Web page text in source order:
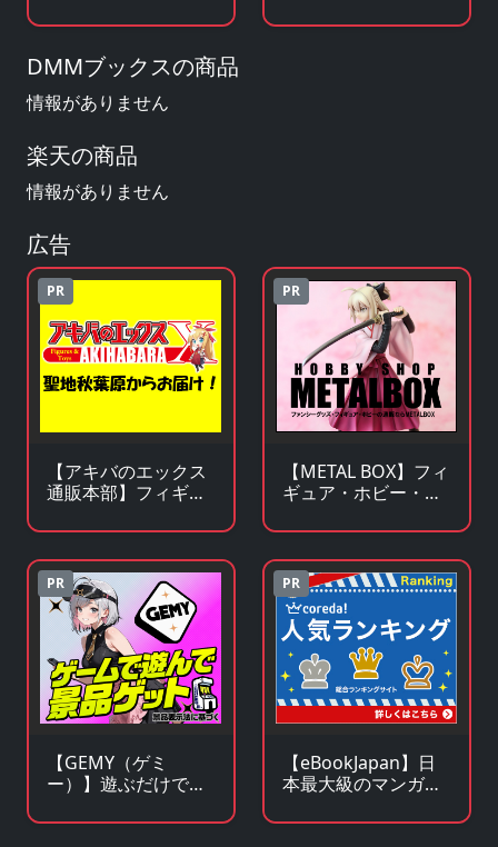
ノベを見る
ギュアを見る
DMMブックスの商品
情報がありません
楽天の商品
情報がありません
広告
PR
【アキバのエックス
通販本部】フィギュ
ッズがアキバ価格で
買える！
PR
【METAL BOX】フィ
ギュア・ホビー・フ
販サイト
PR
【GEMY（ゲミ
ー）】遊ぶだけで景
ゲームサービス
PR
【eBookJapan】日
本最大級のマンガ
イト